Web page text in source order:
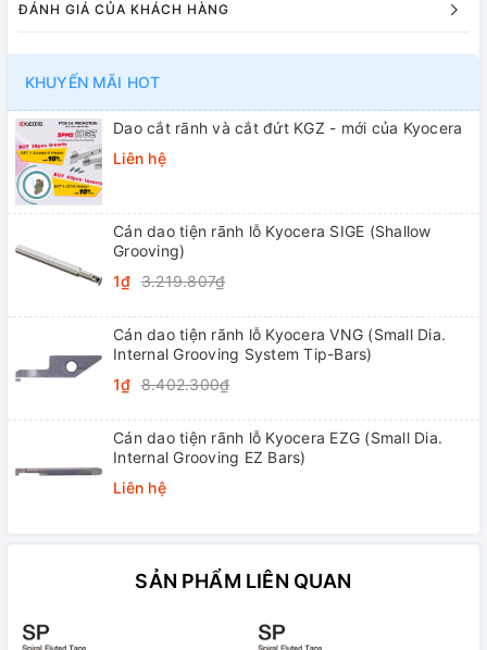
ĐÁNH GIÁ CỦA KHÁCH HÀNG
KHUYẾN MÃI HOT
Dao cắt rãnh và cắt đứt KGZ - mới của Kyocera
Liên hệ
Cán dao tiện rãnh lỗ Kyocera SIGE (Shallow
Grooving)
1₫ 3.219.807₫
Cán dao tiện rãnh lỗ Kyocera VNG (Small Dia.
Internal Grooving System Tip-Bars)
1₫ 8.402.300₫
Cán dao tiện rãnh lỗ Kyocera EZG (Small Dia.
Internal Grooving EZ Bars)
Liên hệ
SẢN PHẨM LIÊN QUAN